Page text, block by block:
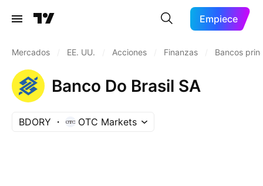
Empiece
Mercados EE. UU. Acciones Finanzas Bancos
Banco Do Brasil SA
BDORY OTC Markets